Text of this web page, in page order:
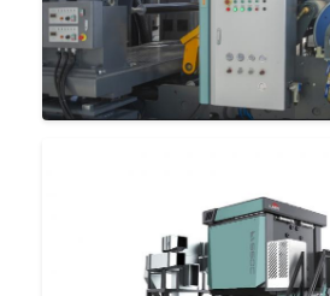
πλαστική μηχανή
Μηχανή ελασματοποίησης
μηχάνημα επίστρωσης του
Πλαισιωμένη διπλάσιο μηχανή